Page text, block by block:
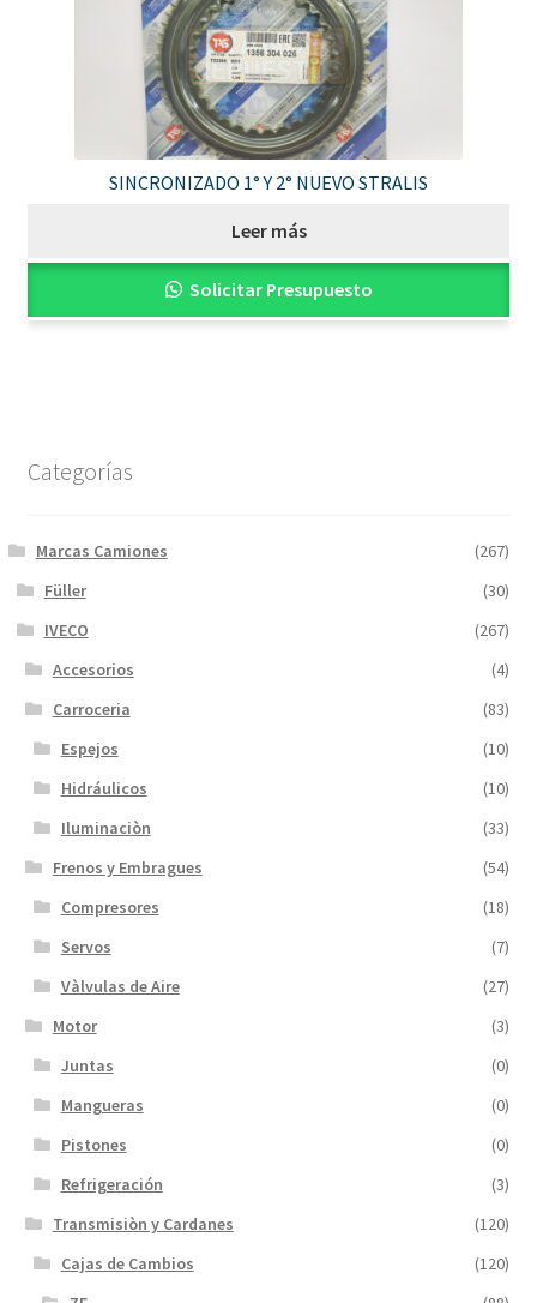
SINCRONIZADO 1° Y 2° NUEVO STRALIS
Leer más
Solicitar Presupuesto
Categorías
Marcas Camiones
(267)
Füller
(30)
IVECO
(267)
Accesorios
(4)
Carroceria
(83)
Espejos
(10)
Hidráulicos
(10)
Iluminaciòn
(33)
Frenos y Embragues
(54)
Compresores
(18)
Servos
(7)
Vàlvulas de Aire
(27)
Motor
(3)
Juntas
(0)
Mangueras
(0)
Pistones
(0)
Refrigeración
(3)
Transmisiòn y Cardanes
(120)
Cajas de Cambios
(120)